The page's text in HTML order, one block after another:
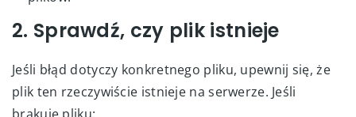
2. Sprawdź, czy plik istnieje
Jeśli błąd dotyczy konkretnego pliku, upewnij się, że
plik ten rzeczywiście istnieje na serwerze. Jeśli